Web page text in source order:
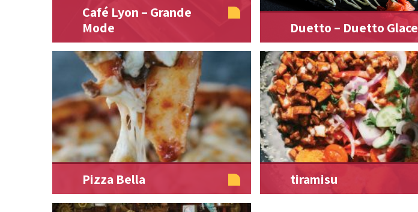
Café Lyon – Grande
Mode
Duetto – Duetto Glace
Pizza Bella tiramisu